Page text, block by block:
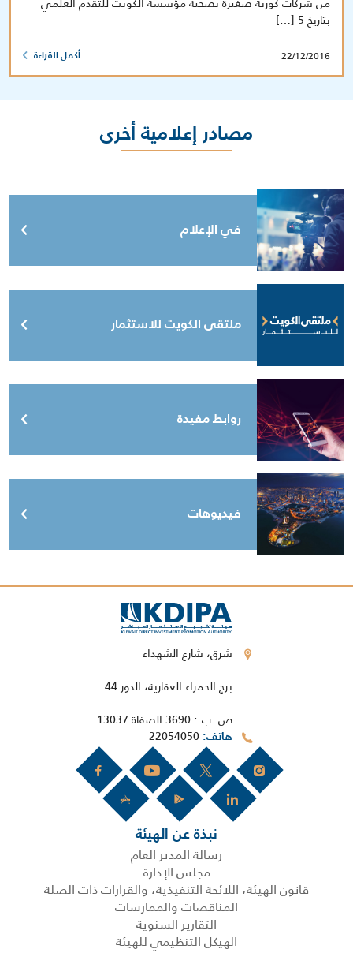
بتاريخ 5 […]
22/12/2016 أكمل القراءة
مصادر إعلامية أخرى
في الإعلام
ملتقى الكويت للاستثمار
روابط مفيدة
فيديوهات
شرق، شارع الشهداء
برج الحمراء العقارية، الدور 44
ص. ب.: 3690 الصفاة 13037
هاتف
نبذة عن الهيئة
رسالة المدير العام
مجلس الإدارة
قانون الهيئة، اللائحة التنفيذية، والقرارات ذات الصلة
المناقصات والممارسات
التقارير السنوية
الهيكل التنظيمي للهيئة